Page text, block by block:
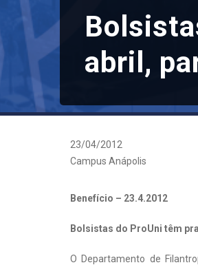
abril,
23/04/2012
Campus Anápolis
Benefício – 23.4.2012
Bolsistas do ProUni têm
O Departamento de